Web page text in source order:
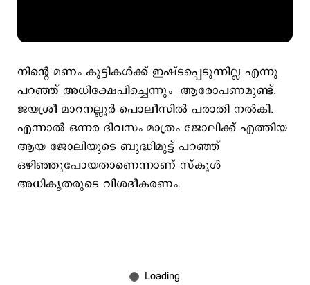
നിന്റെ മണം കുട്ടികൾക്ക് ഇഷ്ടപ്പെടുന്നില്ല എന്നു
പറഞ്ഞ് അധിക്ഷേപിച്ചെന്നും ആരോപണമുണ്ട്.
ജയശ്രീ മാറനല്ലൂർ പൊലീസിൽ പരാതി നൽകി.
എന്നാൽ ഒന്നര ദിവസം മാത്രം ജോലിക്ക് എത്തിയ
ആയ ജോലിയുടെ ബുദ്ധിമുട്ട് പറഞ്ഞ്
ഒഴിഞ്ഞുപോയതാണെന്നാണ് സ്കൂൾ
അധികൃതരുടെ വിശദീകരണം.